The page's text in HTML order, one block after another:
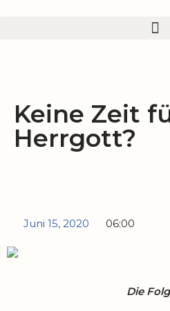
Keine Zeit
Herrgott?
Juni 15, 2020 06:00
Die